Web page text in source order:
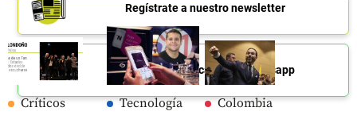
Críticos Tecnología Colombia
Regístrate a nuestro newsletter
Únete a nuestro canal de Whatsapp